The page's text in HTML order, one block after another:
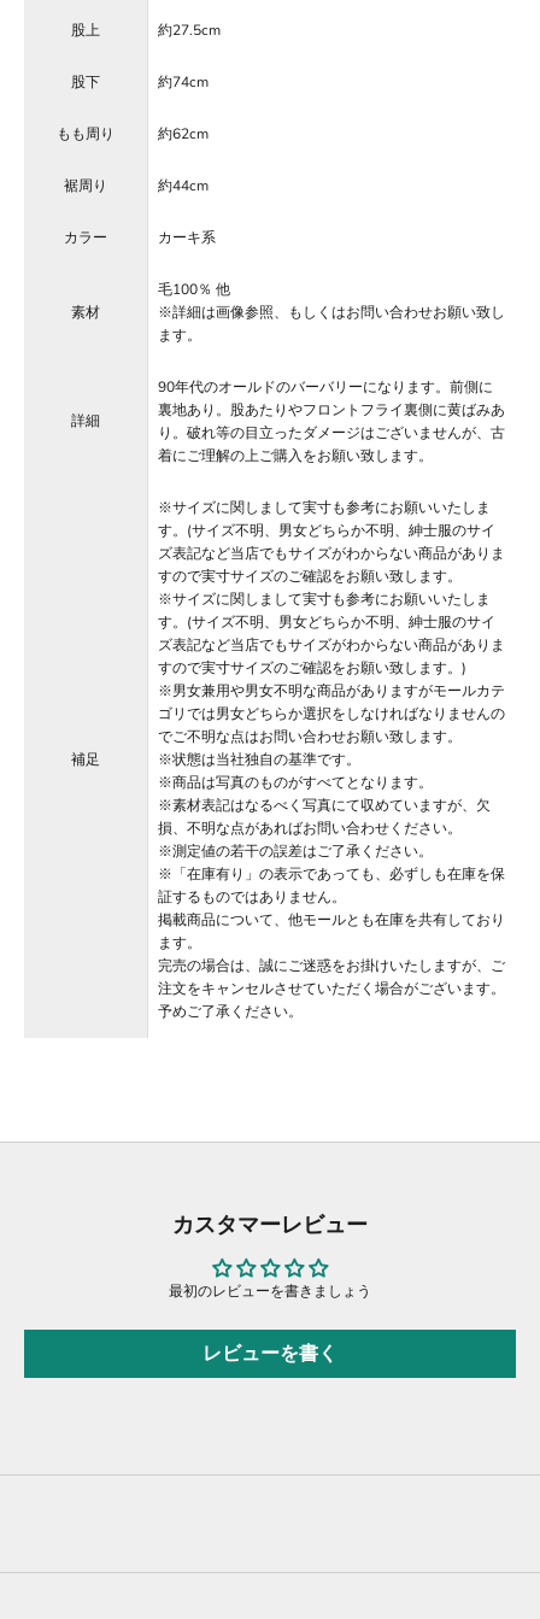
股上 約27.5cm
股下 約74cm
もも周り 約62cm
裾周り 約44cm
カラー カーキ系
素材
毛100％ 他
※詳細は画像参照、もしくはお問い合わせお願い致し
ます。
詳細
90年代のオールドのバーバリーになります。前側に
裏地あり。股あたりやフロントフライ裏側に黄ばみあ
り。破れ等の目立ったダメージはございませんが、古
着にご理解の上ご購入をお願い致します。
補足
※サイズに関しまして実寸も参考にお願いいたしま
す。(サイズ不明、男女どちらか不明、紳士服のサイ
ズ表記など当店でもサイズがわからない商品がありま
すので実寸サイズのご確認をお願い致します。
※サイズに関しまして実寸も参考にお願いいたしま
す。(サイズ不明、男女どちらか不明、紳士服のサイ
ズ表記など当店でもサイズがわからない商品がありま
すので実寸サイズのご確認をお願い致します。)
※男女兼用や男女不明な商品がありますがモールカテ
ゴリでは男女どちらか選択をしなければなりませんの
でご不明な点はお問い合わせお願い致します。
※状態は当社独自の基準です。
※商品は写真のものがすべてとなります。
※素材表記はなるべく写真にて収めていますが、欠
損、不明な点があればお問い合わせください。
※測定値の若干の誤差はご了承ください。
※「在庫有り」の表示であっても、必ずしも在庫を保
証するものではありません。
掲載商品について、他モールとも在庫を共有しており
ます。
完売の場合は、誠にご迷惑をお掛けいたしますが、ご
注文をキャンセルさせていただく場合がございます。
予めご了承ください。
カスタマーレビュー
最初のレビューを書きましょう
レビューを書く